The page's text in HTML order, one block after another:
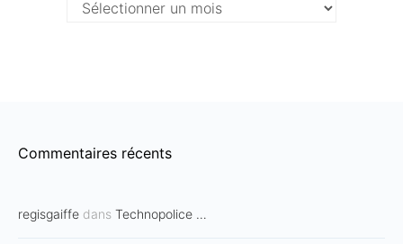
Commentaires récents
regisgaiffe dans Technopolice …